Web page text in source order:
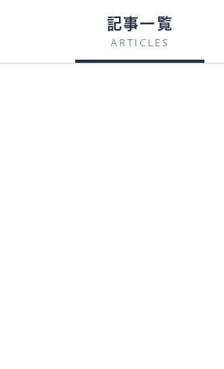
記事一覧
ARTICLES